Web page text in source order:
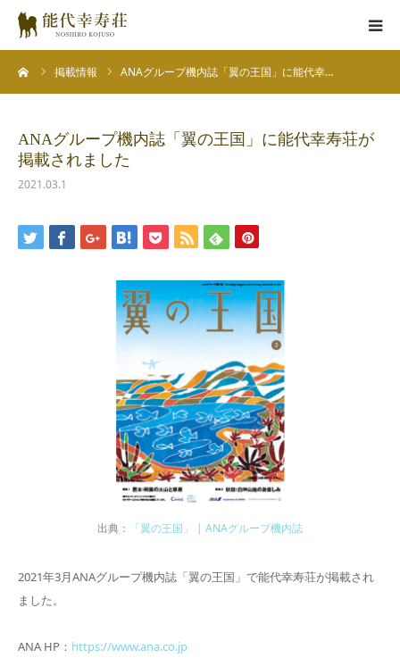
掲載情報 ANAグループ機内誌「翼の王国」に能代幸…
ANAグループ機内誌「翼の王国」に能代幸寿荘が
掲載されました
2021.03.1
出典： 「翼の王国」 | ANAグループ機内誌
2021年3月ANAグループ機内誌「翼の王国」で能代幸寿荘が掲載され
ました。
ANA HP： https://www.ana.co.jp
能代幸寿荘とは
在舎犬情報
里親情報
お役立ちコラム
お問い合わせ